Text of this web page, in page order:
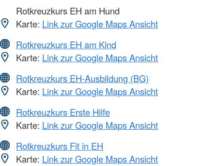
Rotkreuzkurs EH am Hund
Karte: Link zur Google Maps Ansicht
Rotkreuzkurs EH am Kind
Karte: Link zur Google Maps Ansicht
Rotkreuzkurs EH-Ausbildung (BG)
Karte: Link zur Google Maps Ansicht
Rotkreuzkurs Erste Hilfe
Karte: Link zur Google Maps Ansicht
Rotkreuzkurs Fit in EH
Karte: Link zur Google Maps Ansicht